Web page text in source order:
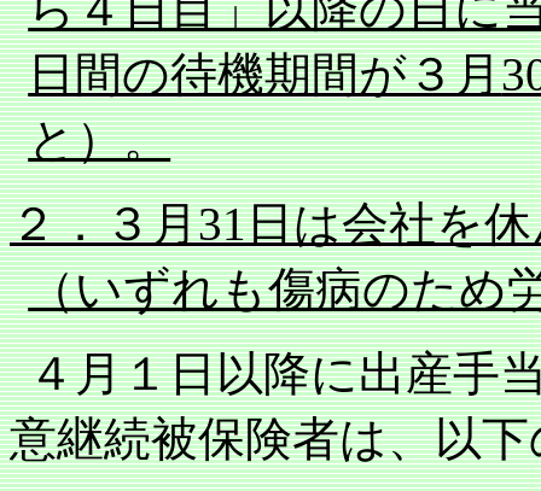
日間の待機期間が３月
と）。
２．３月31日は会社を
（いずれも傷病のため
４月１日以降に出産手
意継続被保険者は、以